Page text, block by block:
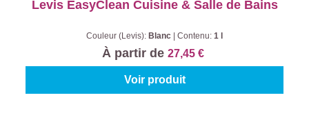
Levis EasyClean Cuisine & Salle de Bains
Couleur (Levis): Blanc Contenu: 1 l
À partir de 27,45 €
Voir produit